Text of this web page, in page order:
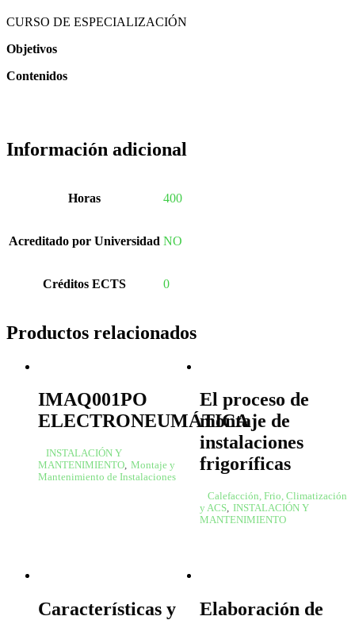
CURSO DE ESPECIALIZACIÓN
Objetivos
Contenidos
Información adicional
Horas 400
Acreditado por Universidad NO
Créditos ECTS 0
Productos relacionados
IMAQ001PO
ELECTRONEUMÁTICA
INSTALACIÓN Y
MANTENIMIENTO, Montaje y
Mantenimiento de Instalaciones
El proceso de
montaje de
instalaciones
frigoríficas
Calefacción, Frio, Climatización
y ACS, INSTALACIÓN Y
MANTENIMIENTO
Características y
Elaboración de